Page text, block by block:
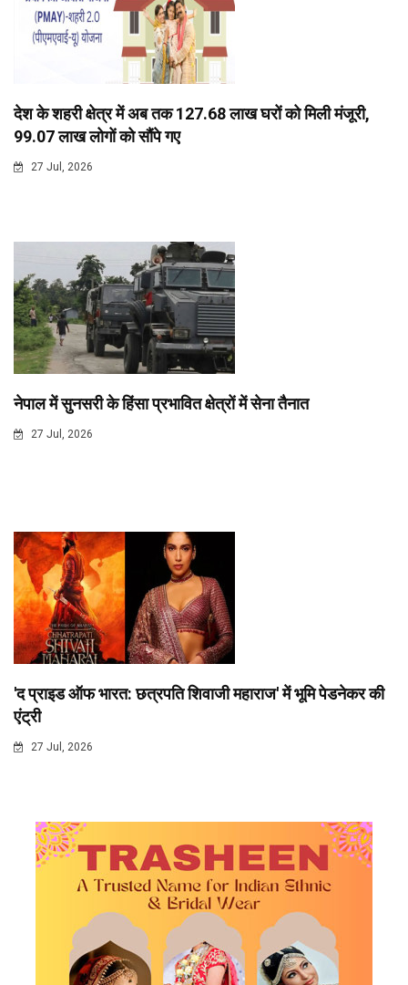
देश के शहरी क्षेत्र में अब तक 127.68 लाख घरों को मिली मंजूरी,
99.07 लाख लोगों को सौंपे गए
27 Jul, 2026
नेपाल में सुनसरी के हिंसा प्रभावित क्षेत्रों में सेना तैनात
27 Jul, 2026
'द प्राइड ऑफ भारत: छत्रपति शिवाजी महाराज' में भूमि पेडनेकर की
एंट्री
27 Jul, 2026